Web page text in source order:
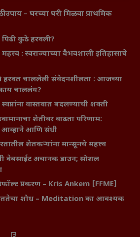
उपाय – घरच्या घरी मिळवा प्राथमिक
कुठे हरवली?
महत्त्व : स्वराज्याच्या वैभवशाली इतिहासाचे
हरवत चाललेली संवेदनशीलता : आजच्या
चाललंय?
वास्तवात बदलण्याची शक्ती
शेतीवर वाढता परिणाम:
आव्हाने आणि संधी
शेतकऱ्यांना मान्सूनचे महत्त्व
वेबसाईट अचानक डाउन; सोशल
प्रकरण – Kris Ankem [FFME]
शोध – Meditation का आवश्यक